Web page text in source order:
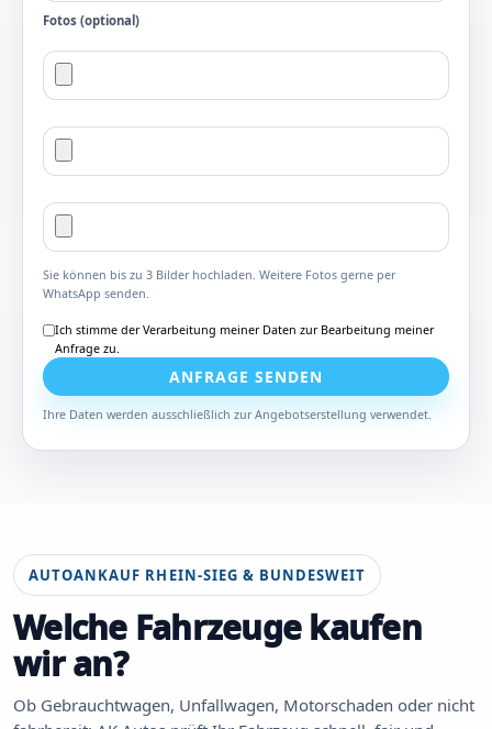
Fotos (optional)
Sie können bis zu 3 Bilder hochladen. Weitere Fotos gerne per
WhatsApp senden.
Ich stimme der Verarbeitung meiner Daten zur Bearbeitung meiner
Anfrage zu.
ANFRAGE SENDEN
Ihre Daten werden ausschließlich zur Angebotserstellung verwendet.
AUTOANKAUF RHEIN-SIEG & BUNDESWEIT
Welche Fahrzeuge kaufen
wir an?
Ob Gebrauchtwagen, Unfallwagen, Motorschaden oder nicht